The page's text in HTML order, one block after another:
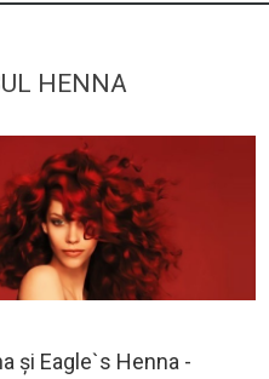
HENNA
și Eagle`s Henna -